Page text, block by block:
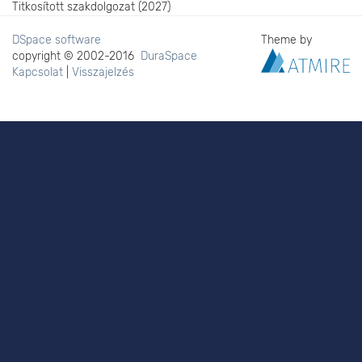
Titkosított szakdolgozat (2027)
DSpace software
copyright © 2002-2016 DuraSpace
Kapcsolat
Visszajelzés
Theme by